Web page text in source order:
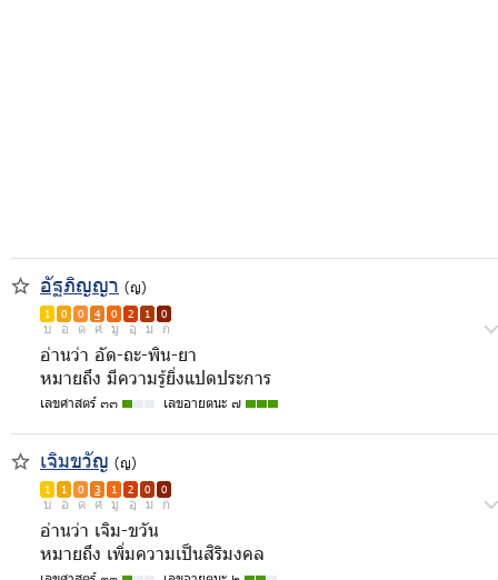
อัฐภิญญา (ญ)
1 0 0 4 0 2 1 0
บ อ ด ศ มู อุ ม ก
อ่านว่า อัด-ถะ-พิน-ยา
หมายถึง มีความรู้ยิ่งแปดประการ
เลขศาสตร์ ๓๓ เลขอายตนะ ๗
เจิมขวัญ (ญ)
1 1 0 3 1 2 0 0
บ อ ด ศ มู อุ ม ก
อ่านว่า เจิม-ขวัน
หมายถึง เพิ่มความเป็นสิริมงคล